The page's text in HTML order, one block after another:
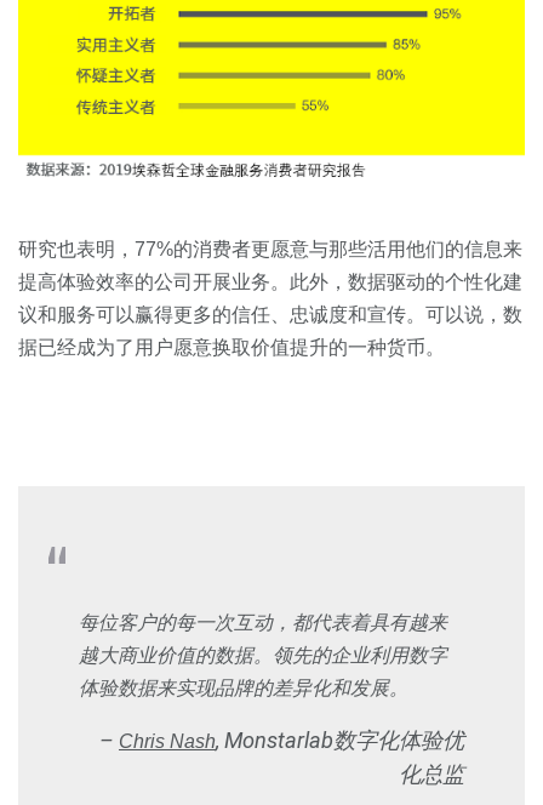
研究也表明，77%的消费者更愿意与那些活用他们的信息来
提高体验效率的公司开展业务。此外，数据驱动的个性化建
议和服务可以赢得更多的信任、忠诚度和宣传。可以说，数
据已经成为了用户愿意换取价值提升的一种货币。
每位客户的每一次互动，都代表着具有越来
越大商业价值的数据。领先的企业利用数字
体验数据来实现品牌的差异化和发展。
– Chris Nash, Monstarlab数字化体验优
化总监